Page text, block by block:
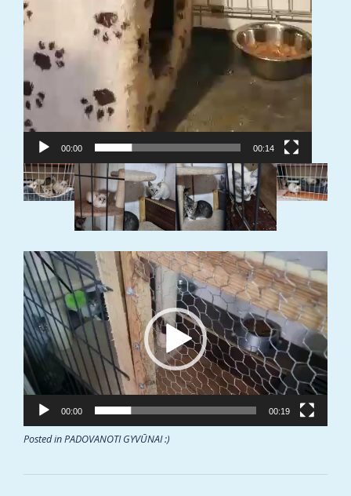
00:00 00:14
Video
grotuvas
00:00 00:19
Posted inPADOVANOTI GYVŪNAI :)